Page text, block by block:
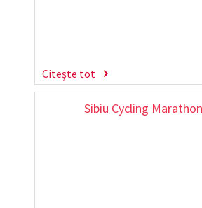
Citește tot
Sibiu Cycling